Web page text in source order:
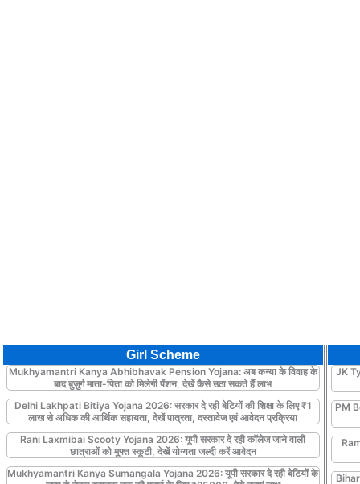
Girl Scheme
Mukhyamantri Kanya Abhibhavak Pension Yojana: अब कन्या के विवाह के
बाद बुजुर्ग माता-पिता को मिलेगी पेंशन, देखें कैसे उठा सकते हैं लाभ
Delhi Lakhpati Bitiya Yojana 2026: सरकार दे रही बेटियों की शिक्षा के लिए ₹1
लाख से अधिक की आर्थिक सहायता, देखें पात्रता, दस्तावेज एवं आवेदन प्रक्रिया
Rani Laxmibai Scooty Yojana 2026: यूपी सरकार दे रही कॉलेज जाने वाली
छात्राओं को मुफ्त स्कूटी, देखें योग्यता जल्दी करें आवेदन
Mukhyamantri Kanya Sumangala Yojana 2026: यूपी सरकार दे रही बेटियों के
JK
PM